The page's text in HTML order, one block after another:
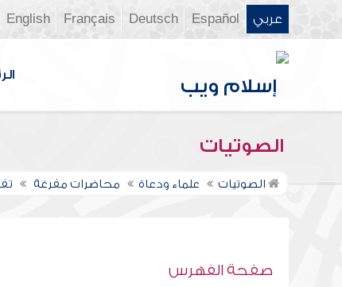
عربي Español
Deutsch
Français
English
الصوتيات
الصوتيات علماء ودعاة محاضرات مفرغة
صفحة الفهرس